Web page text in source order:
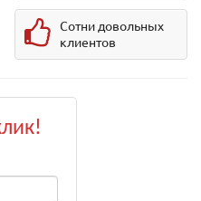
Сотни довольных
клиентов